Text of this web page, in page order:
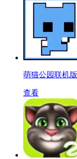
萌猫公园联机版
查看